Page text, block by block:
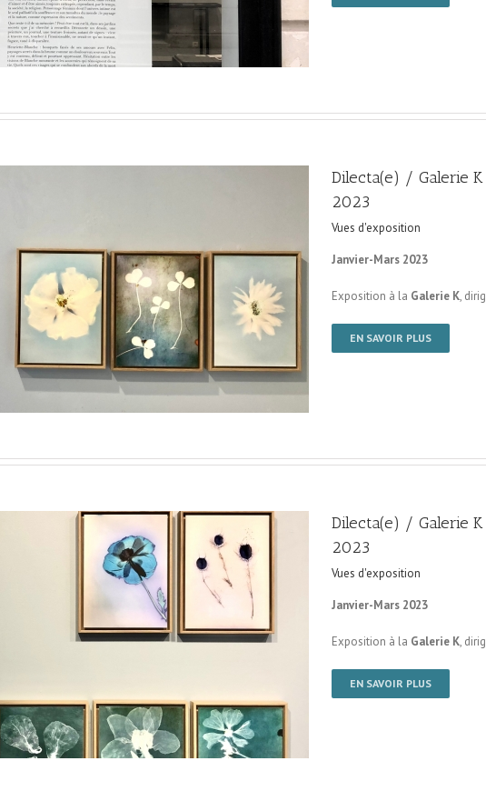
Dilecta(e) / Galerie
2023
Vues d'exposition
Janvier-Mars 2023
Exposition à la Galerie K,
EN SAVOIR PLUS
Dilecta(e) / Galerie
2023
Vues d'exposition
Janvier-Mars 2023
Exposition à la Galerie K,
EN SAVOIR PLUS